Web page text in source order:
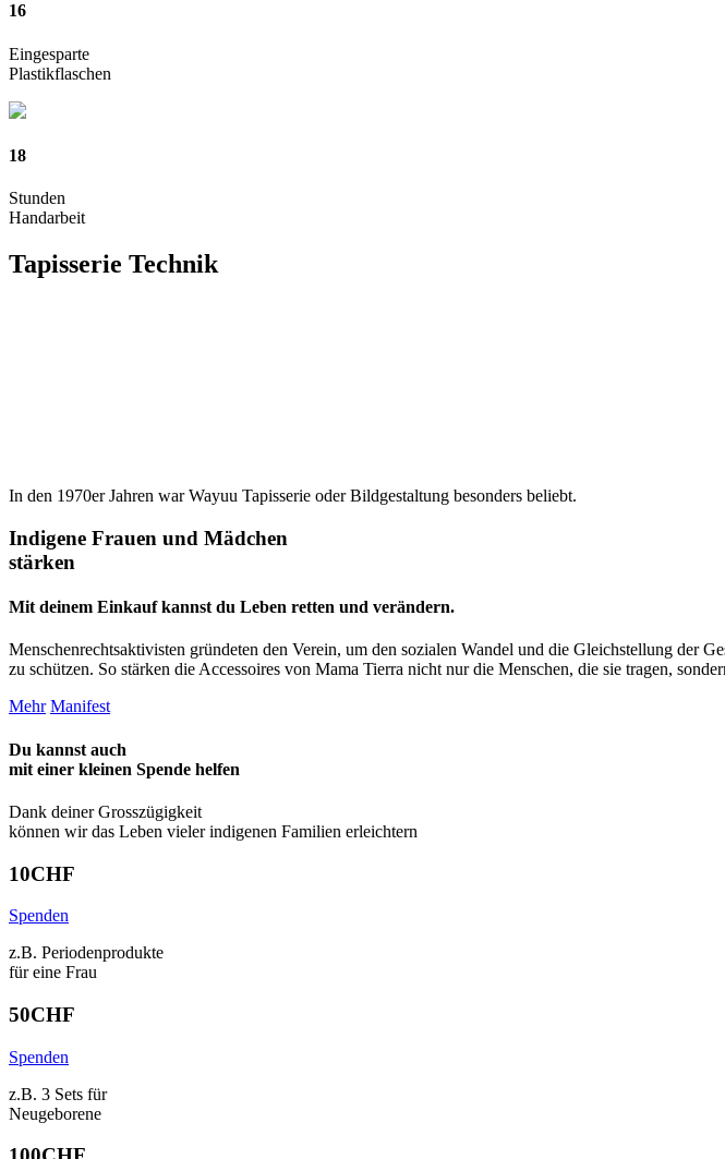
16
Eingesparte
Plastikflaschen
18
Stunden
Handarbeit
Tapisserie Technik
In den 1970er Jahren war Wayuu Tapisserie oder Bildgestaltung besonders beliebt.
Indigene Frauen und Mädchen
stärken
Mit deinem Einkauf kannst du Leben retten und verändern.
Menschenrechtsaktivisten gründeten den Verein, um den sozialen Wandel und die Gleichstellung der
zu schützen. So stärken die Accessoires von Mama Tierra nicht nur die Menschen, die sie tragen,
Mehr Manifest
Du kannst auch
mit einer kleinen Spende helfen
Dank deiner Grosszügigkeit
können wir das Leben vieler indigenen Familien erleichtern
10CHF
Spenden
z.B. Periodenprodukte
für eine Frau
50CHF
Spenden
z.B. 3 Sets für
Neugeborene